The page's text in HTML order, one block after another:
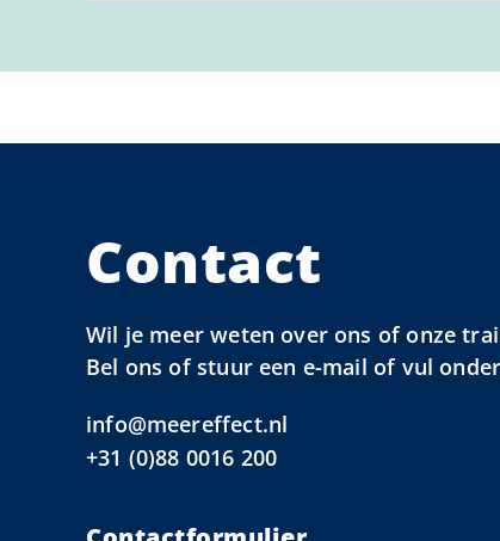
Contact
Wil je meer weten over ons of onze
Bel ons of stuur een e-mail of vul
info@meereffect.nl
+31 (0)88 0016 200